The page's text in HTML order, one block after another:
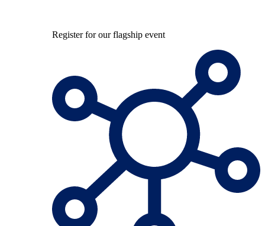
Register for our flagship event